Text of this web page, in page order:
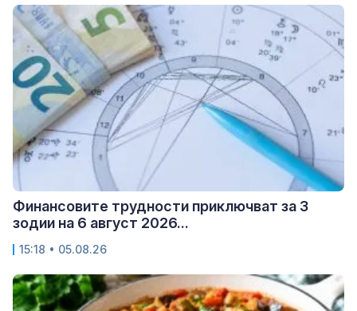
Финансовите трудности приключват за 3
зодии на 6 август 2026...
15:18 • 05.08.26